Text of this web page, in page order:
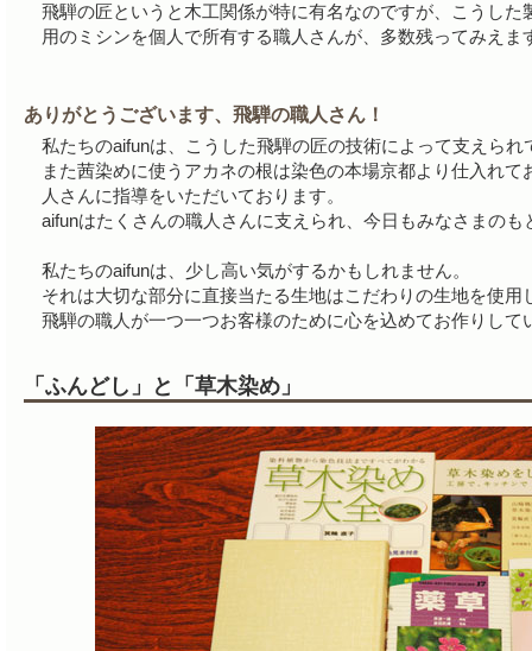
飛騨の匠というと木工関係が特に有名なのですが、こうし
用のミシンを個人で所有する職人さんが、多数残ってみえま
ありがとうございます、飛騨の職人さん！
私たちのaifunは、こうした飛騨の匠の技術によって支えられ
また茜染めに使うアカネの根は染色の本場京都より仕入れ
人さんに指導をいただいております。
aifunはたくさんの職人さんに支えられ、今日もみなさまの
私たちのaifunは、少し高い気がするかもしれません。
それは大切な部分に直接当たる生地はこだわりの生地を使
飛騨の職人が一つ一つお客様のために心を込めてお作りして
「ふんどし」と「草木染め」